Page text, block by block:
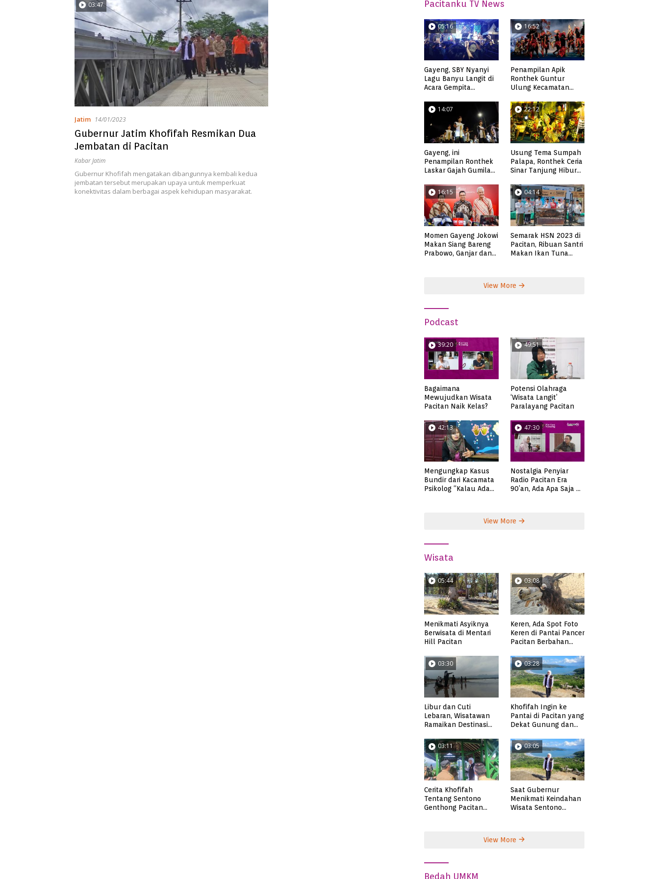
03:47
Jatim 14/01/2023
Gubernur Jatim Khofifah Resmikan Dua
Jembatan di Pacitan
Kabar Jatim
Gubernur Khofifah mengatakan dibangunnya kembali kedua
jembatan tersebut merupakan upaya untuk memperkuat
konektivitas dalam berbagai aspek kehidupan masyarakat.
Pacitanku TV News
05:16
Gayeng, SBY Nyanyi
Lagu Banyu Langit di
Acara Gempita
16:52
Penampilan Apik
Ronthek Guntur
Ulung Kecamatan
14:07
Gayeng, ini
Penampilan Ronthek
Laskar Gajah Gumilap
22:12
Usung Tema Sumpah
Palapa, Ronthek Ceria
Sinar Tanjung Hibur
FRP 2023
16:15
Momen Gayeng Jokowi
Makan Siang Bareng
Prabowo, Ganjar dan
04:14
Semarak HSN 2023 di
Pacitan, Ribuan Santri
Makan Ikan Tuna
View More
Podcast
39:20
Bagaimana
Mewujudkan Wisata
Pacitan Naik Kelas?
49:51
Potensi Olahraga
‘Wisata Langit’
Paralayang Pacitan
42:13
Mengungkap Kasus
Bundir dari Kacamata
Psikolog “Kalau Ada
47:30
Nostalgia Penyiar
Radio Pacitan Era
90’an, Ada Apa Saja di
View More
Wisata
05:44
Menikmati Asyiknya
Berwisata di Mentari
Hill Pacitan
03:08
Keren, Ada Spot Foto
Keren di Pantai Pancer
Pacitan Berbahan
03:30
Libur dan Cuti
Lebaran, Wisatawan
Ramaikan Destinasi
03:28
Khofifah Ingin ke
Pantai di Pacitan yang
Dekat Gunung dan
Pangasan?
03:11
Cerita Khofifah
Tentang Sentono
Genthong Pacitan
03:05
Saat Gubernur
Menikmati Keindahan
Wisata Sentono
View More
Bedah UMKM